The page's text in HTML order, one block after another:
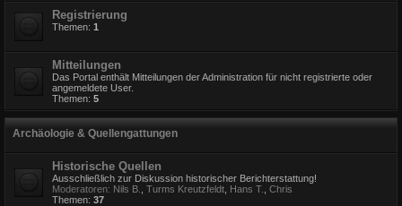
Registrierung
Themen: 1
Mitteilungen
Das Portal enthält Mitteilungen der Administration für nicht registrierte oder
angemeldete User.
Themen: 5
Archäologie & Quellengattungen
Historische Quellen
Ausschließlich zur Diskussion historischer Berichterstattung!
Moderatoren: Nils B. Turms Kreutzfeldt Hans T.
Chris
Themen: 37